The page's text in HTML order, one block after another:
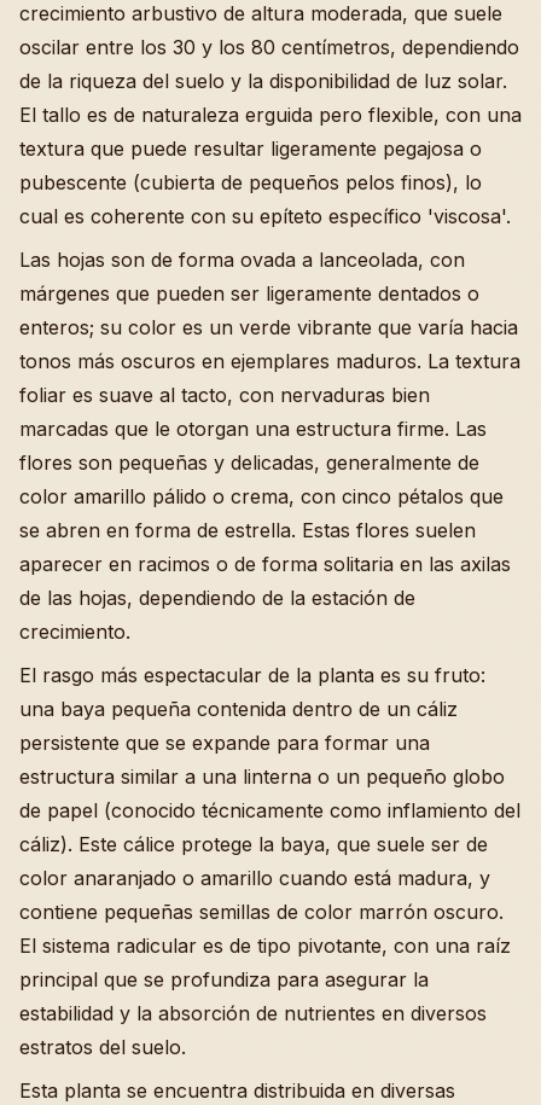
crecimiento arbustivo de altura moderada, que suele
oscilar entre los 30 y los 80 centímetros, dependiendo
de la riqueza del suelo y la disponibilidad de luz solar.
El tallo es de naturaleza erguida pero flexible, con una
textura que puede resultar ligeramente pegajosa o
pubescente (cubierta de pequeños pelos finos), lo
cual es coherente con su epíteto específico 'viscosa'.
Las hojas son de forma ovada a lanceolada, con
márgenes que pueden ser ligeramente dentados o
enteros; su color es un verde vibrante que varía hacia
tonos más oscuros en ejemplares maduros. La textura
foliar es suave al tacto, con nervaduras bien
marcadas que le otorgan una estructura firme. Las
flores son pequeñas y delicadas, generalmente de
color amarillo pálido o crema, con cinco pétalos que
se abren en forma de estrella. Estas flores suelen
aparecer en racimos o de forma solitaria en las axilas
de las hojas, dependiendo de la estación de
crecimiento.
El rasgo más espectacular de la planta es su fruto:
una baya pequeña contenida dentro de un cáliz
persistente que se expande para formar una
estructura similar a una linterna o un pequeño globo
de papel (conocido técnicamente como inflamiento del
cáliz). Este cálice protege la baya, que suele ser de
color anaranjado o amarillo cuando está madura, y
contiene pequeñas semillas de color marrón oscuro.
El sistema radicular es de tipo pivotante, con una raíz
principal que se profundiza para asegurar la
estabilidad y la absorción de nutrientes en diversos
estratos del suelo.
Esta planta se encuentra distribuida en diversas